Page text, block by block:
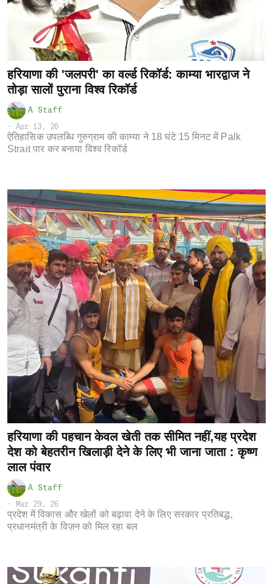
हरियाणा की 'जलपरी' का वर्ल्ड रिकॉर्ड: काम्या भारद्वाज ने
तोड़ा सालों पुराना विश्व रिकॉर्ड
A Staff
- Apr 13, 26
ऐतिहासिक उपलब्धि गुरुग्राम की काम्या ने 18 घंटे 15 मिनट में Palk
Strait पार कर बनाया विश्व रिकॉर्ड
हरियाणा की पहचान केवल खेती तक सीमित नहीं,यह प्रदेश
देश को बेहतरीन खिलाड़ी देने के लिए भी जाना जाता : कृष्ण
लाल पंवार
A Staff
- Mar 29, 26
प्रदेश में विकास और खेलों को बढ़ावा देने के लिए सरकार प्रतिबद्ध,
प्रधानमंत्री के विज़न को मिल रहा बल